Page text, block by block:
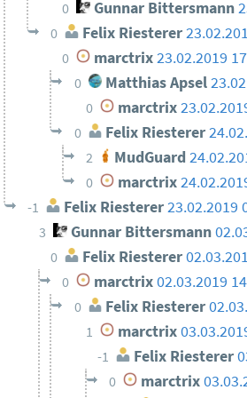
0 Gunnar Bittersmann
0 Felix Riesterer
0 marctrix23.02.2019
0 Matthias Apsel
0 marctrix
0 Felix Riesterer
2 MudGuard
0 marctrix
-1 Felix Riesterer 23.02.2019
3 Gunnar Bittersmann
0 Felix Riesterer
0 marctrix02.03.2019
0 Felix Riesterer
1 marctrix
-1 Felix Riesterer
0 marctrix